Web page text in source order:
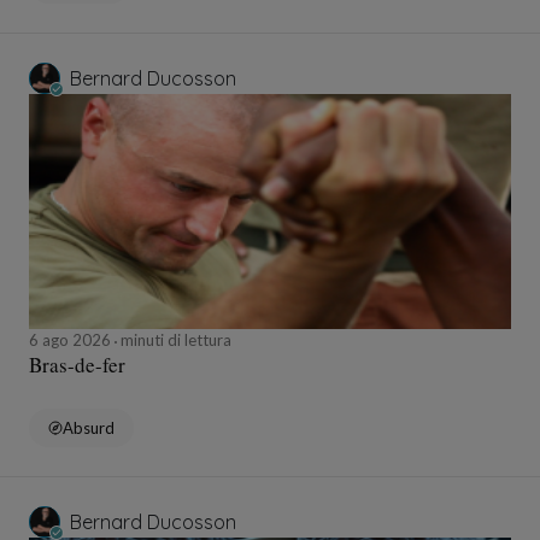
Bernard Ducosson
6 ago 2026 minuti di lettura
Bras-de-fer
Absurd
Bernard Ducosson